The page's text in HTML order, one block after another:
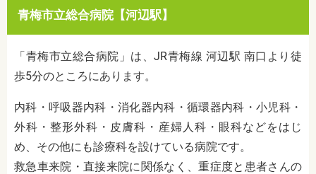
青梅市立総合病院【河辺駅】
「青梅市立総合病院」は、JR青梅線 河辺駅 南口より徒
歩5分のところにあります。
内科・呼吸器内科・消化器内科・循環器内科・小児科・
外科・整形外科・皮膚科・産婦人科・眼科などをはじ
め、その他にも診療科を設けている病院です。
救急車来院・直接来院に関係なく、重症度と患者さんの